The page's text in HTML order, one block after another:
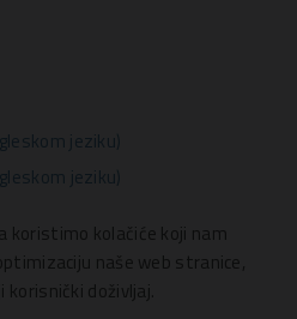
jeziku)
jeziku)
koristimo kolačiće koji nam
naše web stranice,
korisnički doživljaj.